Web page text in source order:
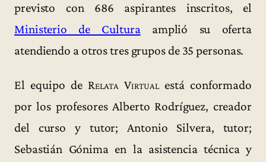
previsto con 686 aspirantes inscritos, el
Ministerio de Culturaamplió su oferta
atendiendo a otros tres grupos de 35 personas.
El equipo de Relata Virtualestá conformado
por los profesores Alberto Rodríguez, creador
del curso y tutor; Antonio Silvera, tutor;
Sebastián Gónima en la asistencia técnica y